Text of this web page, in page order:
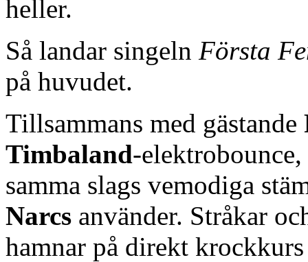
heller.
Så landar singeln Första
på huvudet.
Tillsammans med gästande
Timbaland-
samma slags vemodiga
Narcs använder. Stråkar
hamnar på direkt